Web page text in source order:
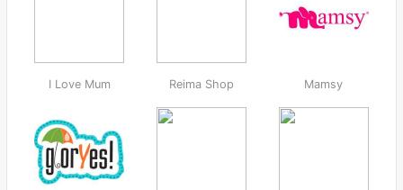
I Love Mum Reima Shop Mamsy